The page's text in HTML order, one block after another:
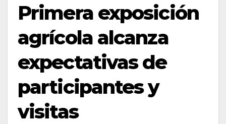
Primera exposición
agrícola alcanza
expectativas de
participantes y
visitas